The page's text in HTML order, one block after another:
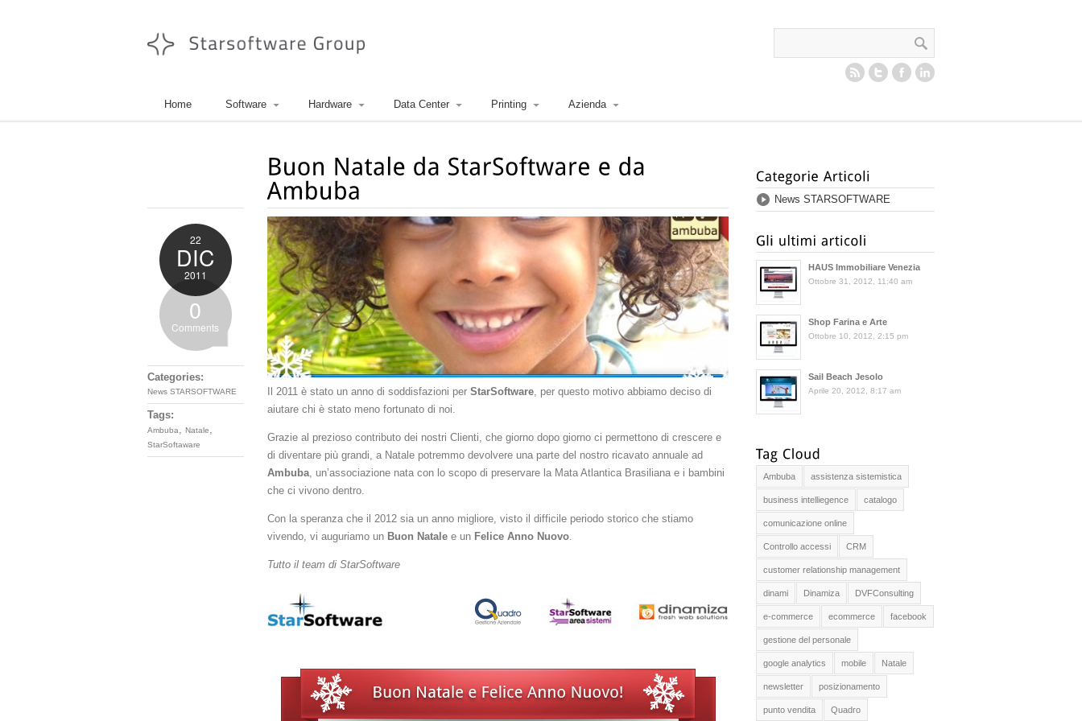
Home Software Hardware Data Center Printing Azienda
22
DIC
2011
0
Comments
Categories:
News STARSOFTWARE
Tags:
Ambuba, Natale,
StarSoftaware
Il 2011 è stato un anno di soddisfazioni per StarSoftware, per questo motivo abbiamo deciso di
aiutare chi è stato meno fortunato di noi.
Grazie al prezioso contributo dei nostri Clienti, che giorno dopo giorno ci permettono di crescere e
di diventare più grandi, a Natale potremmo devolvere una parte del nostro ricavato annuale ad
Ambuba, un’associazione nata con lo scopo di preservare la Mata Atlantica Brasiliana e i bambini
che ci vivono dentro.
Con la speranza che il 2012 sia un anno migliore, visto il difficile periodo storico che stiamo
vivendo, vi auguriamo un Buon Natalee un Felice Anno Nuovo.
Tutto il team di StarSoftware
News STARSOFTWARE
HAUS Immobiliare Venezia
Ottobre 31, 2012, 11:40 am
Shop Farina e Arte
Ottobre 10, 2012, 2:15 pm
Sail Beach Jesolo
Aprile 20, 2012, 8:17 am
Ambuba assistenza sistemistica
business intelliegence catalogo
comunicazione online
Controllo accessi CRM
customer relationship management
dinami Dinamiza DVFConsulting
e-commerce ecommerce facebook
gestione del personale
google analytics mobile Natale
newsletter posizionamento
punto vendita Quadro